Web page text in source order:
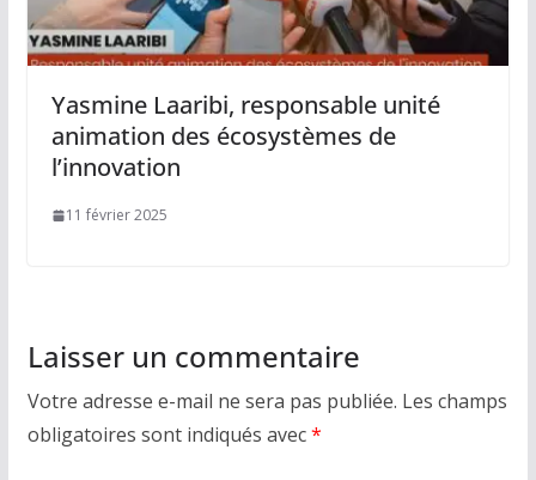
Yasmine Laaribi, responsable unité
animation des écosystèmes de
l’innovation
11 février 2025
Laisser un commentaire
Votre adresse e-mail ne sera pas publiée. Les champs
obligatoires sont indiqués avec*